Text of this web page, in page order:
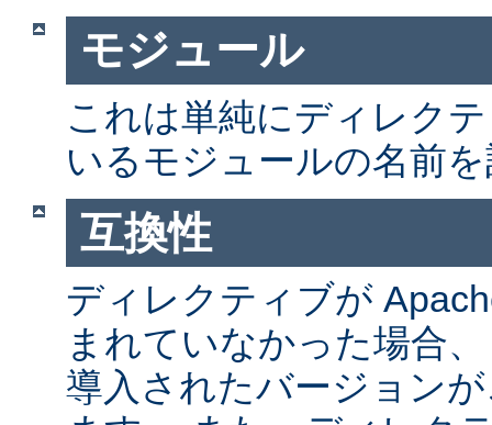
モジュール
これは単純にディレク
いるモジュールの名前
互換性
ディレクティブが
まれていなかった場合
導入されたバージョン